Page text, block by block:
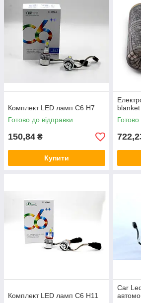
Комплект LED ламп C6 H7
Готово до відправки
150,84 ₴
Купити
blanket
Готово
Комплект LED ламп C6 H11
Car